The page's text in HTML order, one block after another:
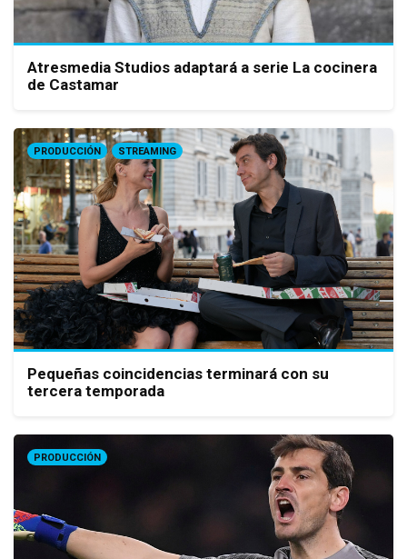
Atresmedia Studios adaptará a serie La cocinera
de Castamar
PRODUCCIÓN STREAMING
Pequeñas coincidencias terminará con su
tercera temporada
PRODUCCIÓN